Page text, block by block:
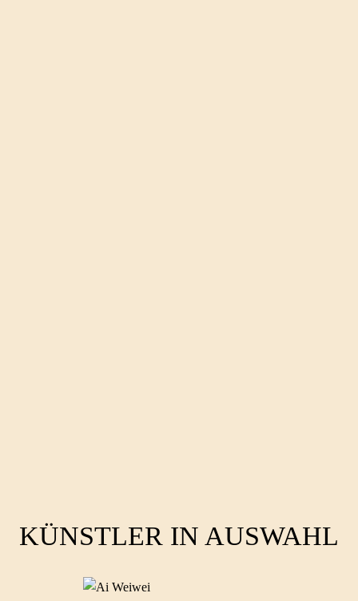
KÜNSTLER IN AUSWAHL